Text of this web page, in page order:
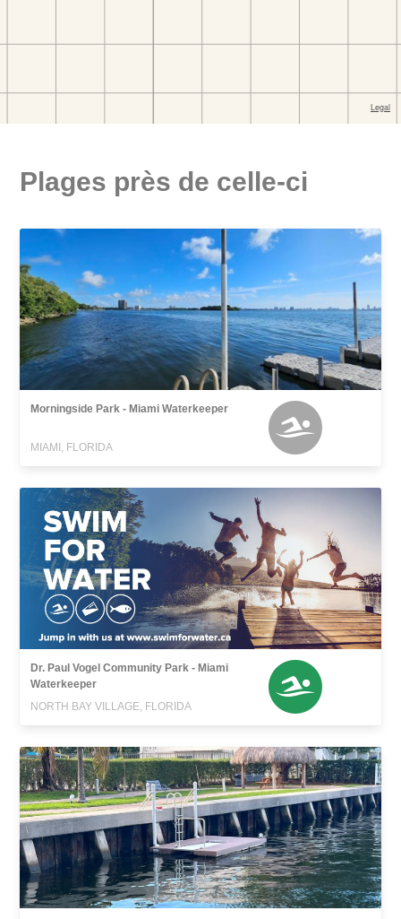
Plages près de celle-ci
Morningside Park - Miami Waterkeeper
MIAMI, FLORIDA
Dr. Paul Vogel Community Park - Miami
Waterkeeper
NORTH BAY VILLAGE, FLORIDA